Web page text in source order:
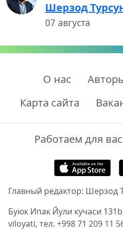
Шерзод
07 августа
О нас
Карта сайта
Работаем для
Главный редактор: Шерзод
Буюк Ипак Йули кучаси
viloyati, тел. +998 71 209 11